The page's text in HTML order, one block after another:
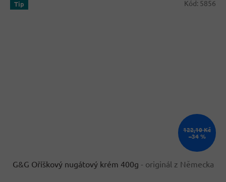
Tip
122,10 Kč
–34 %
G&G Oříškový nugátový krém 400g - originál z Německa
Kód: 5856